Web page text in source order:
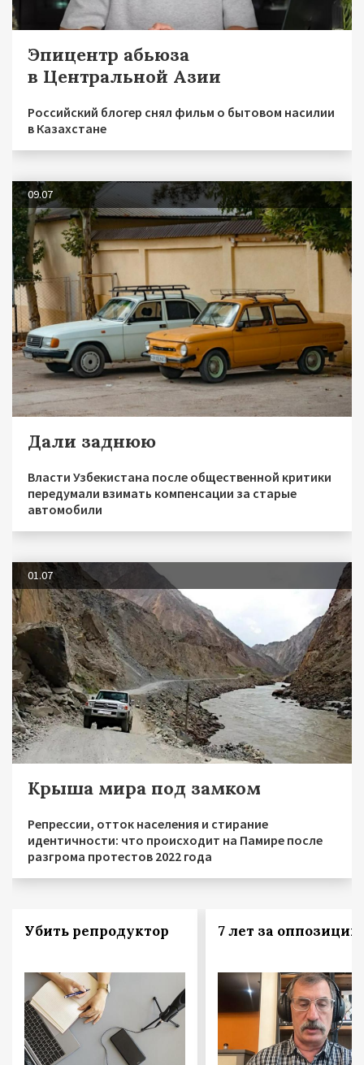
Эпицентр абьюза
в Центральной Азии
Российский блогер снял фильм о бытовом насилии
в Казахстане
09.07
Дали заднюю
Власти Узбекистана после общественной критики
передумали взимать компенсации за старые
автомобили
01.07
Крыша мира под замком
Репрессии, отток населения и стирание
идентичности: что происходит на Памире после
разгрома протестов 2022 года
Убить репродуктор 7 лет за